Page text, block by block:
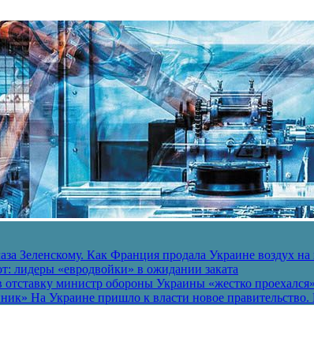
Зеленскому. Как Франция продала Украине воздух
лидеры «евродвойки» в ожидании заката
министр обороны Украины «жестко
На Украине пришло к власти новое